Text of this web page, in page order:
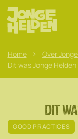
Home > Over
Dit was Jonge
Dit
GOOD PRACTICES